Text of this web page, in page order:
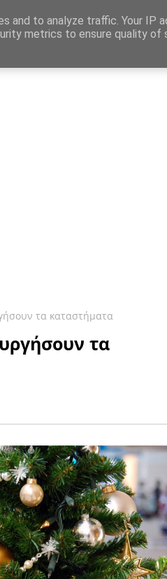
τα καταστήματα
τα
and to analyze traffic. Your IP
metrics to ensure quality of